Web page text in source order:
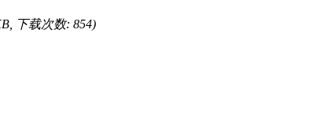
下载次数: 854)